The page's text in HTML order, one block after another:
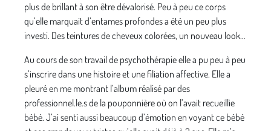
plus de brillant à son être dévalorisé. Peu à peu ce corps
qu’elle marquait d’entames profondes a été un peu plus
investi. Des teintures de cheveux colorées, un nouveau look…
Au cours de son travail de psychothérapie elle a pu peu à peu
s’inscrire dans une histoire et une filiation affective. Elle a
pleuré en me montrant l’album réalisé par des
professionnel.le.s de la pouponnière où on l’avait recueillie
bébé. J’ai senti aussi beaucoup d’émotion en voyant ce bébé